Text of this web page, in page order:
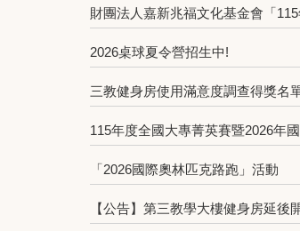
財團法人嘉新兆福文化基金會「
2026桌球夏令營招生中!
三教健身房使用滿意度調查得獎名
115年度全國大專菁英賽暨2026年
「2026國際奧林匹克路跑」活動
【公告】第三教學⼤樓健⾝房延後